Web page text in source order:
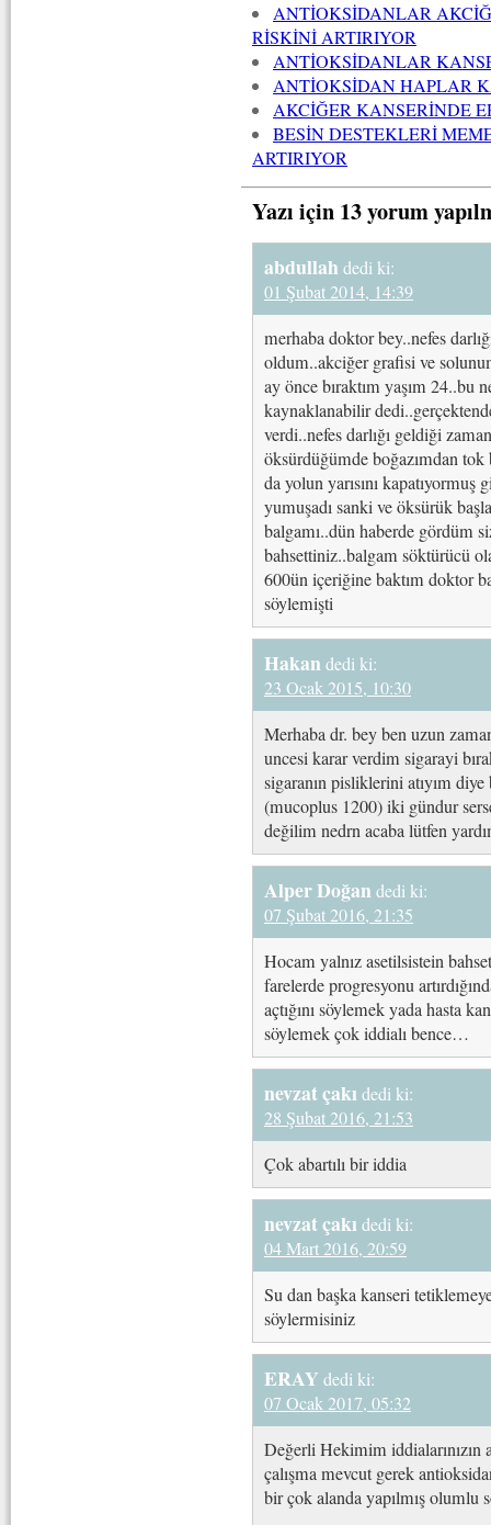
ANTİOKSİDANLAR
RİSKİNİ ARTIRIYOR
ANTİOKSİDANLAR
ANTİOKSİDAN HAPLAR
AKCİĞER KANSERİNDE
BESİN DESTEKLERİ
ARTIRIYOR
Yazı için 13 yorum
abdullah dedi ki:
01 Şubat 2014, 14:39
merhaba doktor bey..nefes
oldum..akciğer grafisi ve
ay önce bıraktım yaşım 24..bu
kaynaklanabilir
verdi..nefes darlığı geldiği
öksürdüğümde boğazımdan tok
da yolun yarısını
yumuşadı sanki ve öksürük
balgamı..dün haberde gördüm
bahsettiniz..balgam söktürücü
600ün içeriğine baktım doktor
söylemişti
Hakandedi ki:
23 Ocak 2015, 10:30
Merhaba dr. bey ben uzun
uncesi karar verdim sigarayi
sigaranın pisliklerini atıyım
(mucoplus 1200) iki gündur
değilim nedrn acaba lütfen
Alper Doğandedi ki:
07 Şubat 2016, 21:35
Hocam yalnız asetilsistein
farelerde progresyonu
açtığını söylemek yada hasta
söylemek çok iddialı bence…
nevzat çakı dedi ki:
28 Şubat 2016, 21:53
Çok abartılı bir iddia
nevzat çakı dedi ki:
04 Mart 2016, 20:59
Su dan başka kanseri
söylermisiniz
ERAY dedi ki:
07 Ocak 2017, 05:32
Değerli Hekimim iddialarınızın
çalışma mevcut gerek
bir çok alanda yapılmış olumlu